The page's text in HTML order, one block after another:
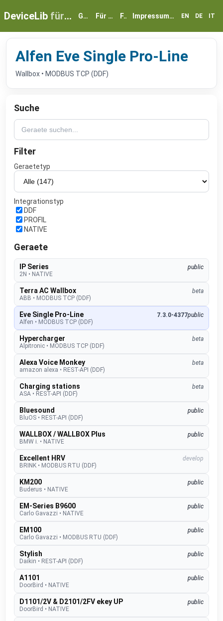
DeviceLib für myGEKKO Geräte Für Partner FAQ Impressum & Datenschutz EN DE IT
Alfen Eve Single Pro-Line
Wallbox • MODBUS TCP (DDF)
Suche
Filter
Geraetetyp
Integrationstyp
DDF
PROFIL
NATIVE
Geraete
IP Series
public
2N • NATIVE
Terra AC Wallbox
beta
ABB • MODBUS TCP (DDF)
Eve Single Pro-Line 7.3.0-4377public
Alfen • MODBUS TCP (DDF)
Hypercharger
beta
Alpitronic • MODBUS TCP (DDF)
Alexa Voice Monkey
beta
amazon alexa • REST-API (DDF)
Charging stations
beta
ASA • REST-API (DDF)
Bluesound
public
BluOS • REST-API (DDF)
WALLBOX / WALLBOX Plus
public
BMW i. • NATIVE
Excellent HRV
develop
BRINK • MODBUS RTU (DDF)
KM200
public
Buderus • NATIVE
EM-Series B9600
public
Carlo Gavazzi • NATIVE
EM100
public
Carlo Gavazzi • MODBUS RTU (DDF)
Stylish
public
Daikin • REST-API (DDF)
A1101
public
DoorBird • NATIVE
D1101/2V & D2101/2FV ekey UP
public
DoorBird • NATIVE